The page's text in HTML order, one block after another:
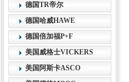
德国TR帝尔
德国哈威HAWE
德国倍加福P+F
美国威格士VICKERS
美国阿斯卡ASCO